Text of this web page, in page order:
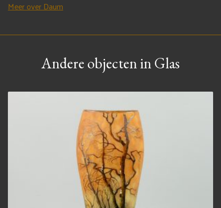
Meer over Daum
Andere objecten in Glas